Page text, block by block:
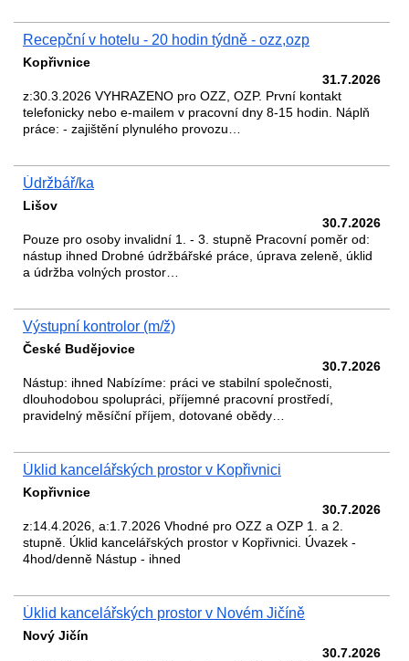
Recepční v hotelu - 20 hodin týdně - ozz,ozp
Kopřivnice
31.7.2026
z:30.3.2026 VYHRAZENO pro OZZ, OZP. První kontakt
telefonicky nebo e-mailem v pracovní dny 8-15 hodin. Náplň
práce: - zajištění plynulého provozu…
Údržbář/ka
Lišov
30.7.2026
Pouze pro osoby invalidní 1. - 3. stupně Pracovní poměr od:
nástup ihned Drobné údržbářské práce, úprava zeleně, úklid
a údržba volných prostor…
Výstupní kontrolor (m/ž)
České Budějovice
30.7.2026
Nástup: ihned Nabízíme: práci ve stabilní společnosti,
dlouhodobou spolupráci, příjemné pracovní prostředí,
pravidelný měsíční příjem, dotované obědy…
Úklid kancelářských prostor v Kopřivnici
Kopřivnice
30.7.2026
z:14.4.2026, a:1.7.2026 Vhodné pro OZZ a OZP 1. a 2.
stupně. Úklid kancelářských prostor v Kopřivnici. Úvazek -
4hod/denně Nástup - ihned
Úklid kancelářských prostor v Novém Jičíně
Nový Jičín
30.7.2026